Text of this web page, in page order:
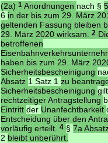
(2a)1 Anordnungen nach §
6 in der bis zum 29. März
geltenden Fassung bleiben
29. März 2020 wirksam.2
betroffenen
haben bis zum 29. März
Sicherheitsbescheinigung
Absatz 1 Satz 1zu
Sicherheitsbescheinigung
rechtzeitiger Antragstellung
Eintrittder Unanfechtbarkeit
Entscheidung über den
vorläufig erteilt.4 §7a
2 bleibt unberührt.